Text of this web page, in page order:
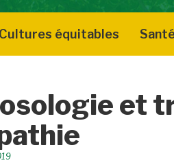
Cultures équitables
et